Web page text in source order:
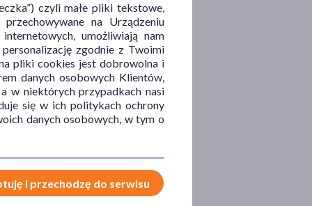
czyli małe pliki tekstowe,
na Urządzeniu
umożliwiają nam
zgodnie z Twoimi
pliki cookies jest dobrowolna i
danych osobowych Klientów,
w niektórych przypadkach nasi
się w ich politykach ochrony
danych osobowych, w tym o
i przechodzę do serwisu